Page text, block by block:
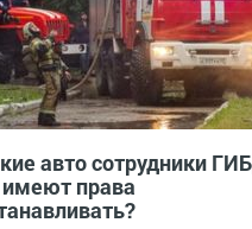
авто сотрудники
имеют права